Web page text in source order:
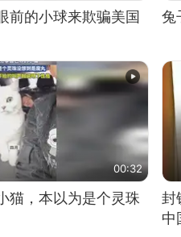
前的小球来欺骗美国
兔
00:32
猫，本以为是个灵珠
封
中